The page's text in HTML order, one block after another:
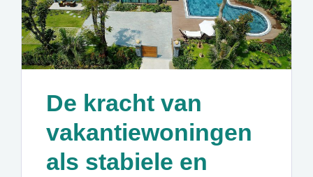
De kracht van
vakantiewoningen
als stabiele en